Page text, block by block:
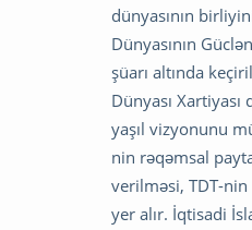
dünyasının
Dünyasının
şüarı altında
Dünyası
yaşıl vizyonunu
nin rəqəmsal
verilməsi, TDT-
yer alır. İqtisadi